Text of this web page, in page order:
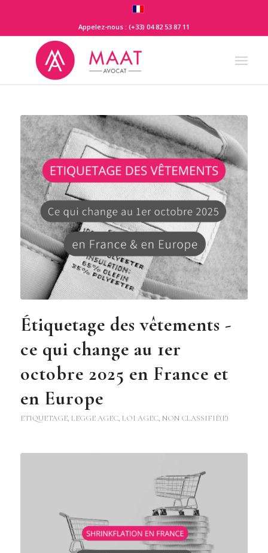
Appelez-nous : (+33) 04 82 53 87 11
Étiquetage des vêtements -
ce qui change au 1er
octobre 2025 en France et
en Europe
ETIQUETAGE, LEGGE AGEC, LOI AGEC, NON CLASSIFIÉ(E)